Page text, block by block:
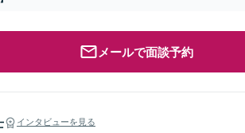
メールで面談予約
インタビューを見る